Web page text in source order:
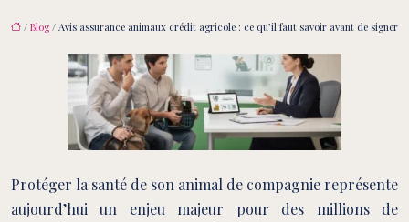
/ Blog/ Avis assurance animaux crédit agricole : ce qu’il faut savoir avant de signer
Protéger la santé de son animal de compagnie représente
aujourd’hui un enjeu majeur pour des millions de